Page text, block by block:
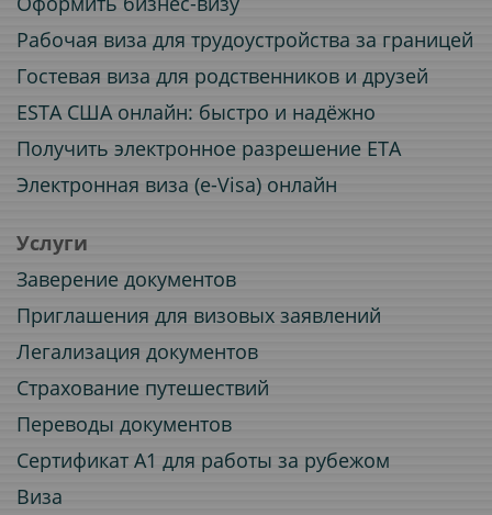
Рабочая виза для трудоустройства за границей
Гостевая виза для родственников и друзей
ESTA США онлайн: быстро и надёжно
Получить электронное разрешение ETA
Электронная виза (e-Visa) онлайн
Услуги
Заверение документов
Приглашения для визовых заявлений
Легализация документов
Страхование путешествий
Переводы документов
Сертификат A1 для работы за рубежом
Виза